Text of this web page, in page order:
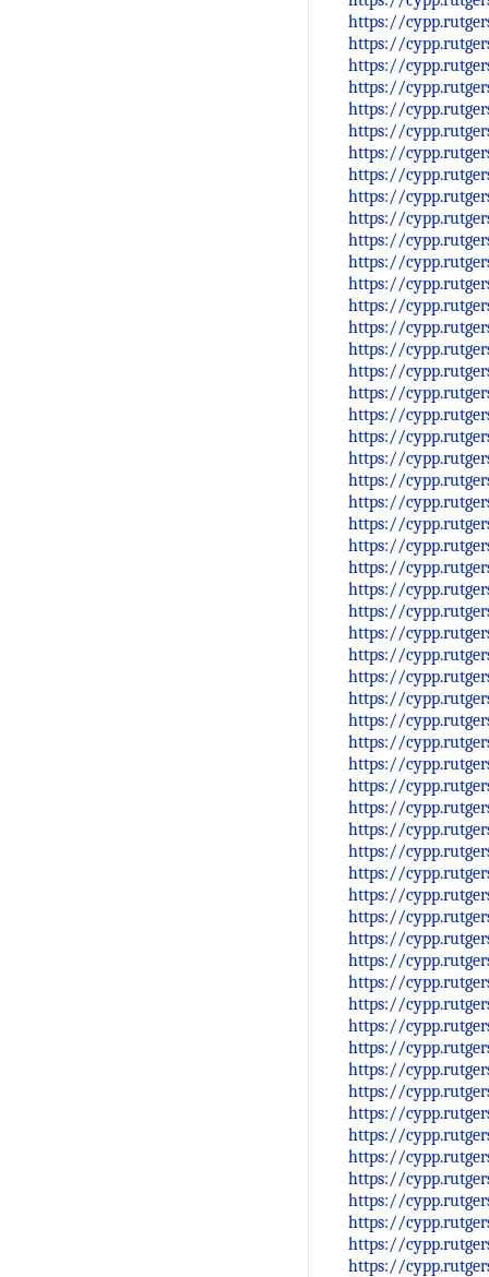
https://
https://
https://
https://
https://
https://
https://
https://
https://
https://
https://
https://
https://
https://
https://
https://
https://
https://
https://
https://
https://
https://
https://
https://
https://
https://
https://
https://
https://
https://
https://
https://
https://
https://
https://
https://
https://
https://
https://
https://
https://
https://
https://
https://
https://
https://
https://
https://
https://
https://
https://
https://
https://
https://
https://
https://
https://
https://